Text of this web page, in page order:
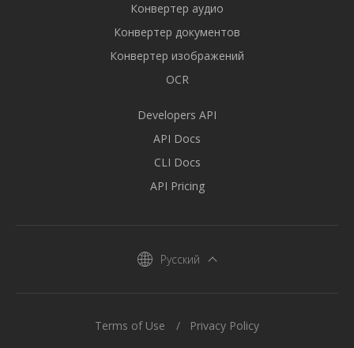
Конвертер аудио
Конвертер документов
Конвертер изображений
OCR
Developers API
API Docs
CLI Docs
API Pricing
Русский
Terms of Use Privacy Policy